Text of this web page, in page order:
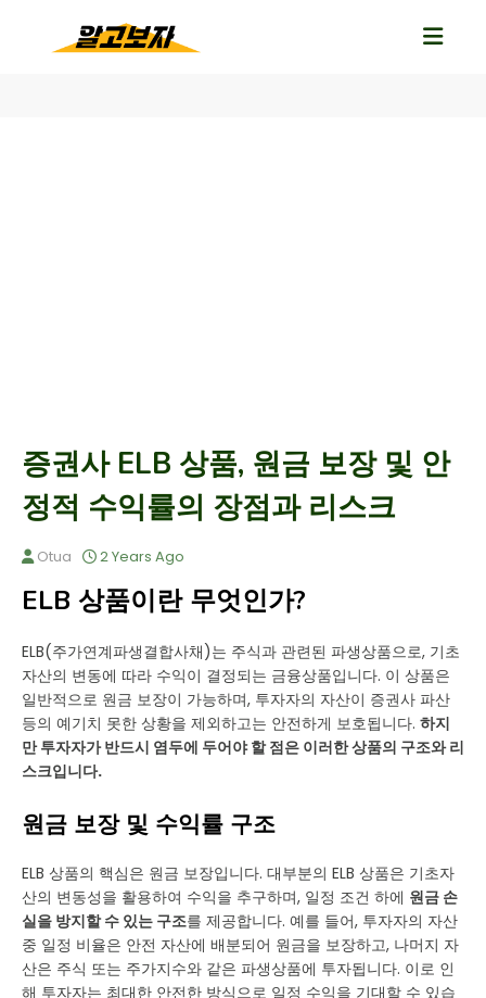
증권사 ELB 상품, 원금 보장 및 안
정적 수익률의 장점과 리스크
Otua 2 Years Ago
ELB 상품이란 무엇인가?
ELB(주가연계파생결합사채)는 주식과 관련된 파생상품으로, 기초
자산의 변동에 따라 수익이 결정되는 금융상품입니다. 이 상품은
일반적으로 원금 보장이 가능하며, 투자자의 자산이 증권사 파산
등의 예기치 못한 상황을 제외하고는 안전하게 보호됩니다. 하지
만 투자자가 반드시 염두에 두어야 할 점은 이러한 상품의 구조와 리
스크입니다.
원금 보장 및 수익률 구조
ELB 상품의 핵심은 원금 보장입니다. 대부분의 ELB 상품은 기초자
산의 변동성을 활용하여 수익을 추구하며, 일정 조건 하에 원금 손
실을 방지할 수 있는 구조를 제공합니다. 예를 들어, 투자자의 자산
중 일정 비율은 안전 자산에 배분되어 원금을 보장하고, 나머지 자
산은 주식 또는 주가지수와 같은 파생상품에 투자됩니다. 이로 인
해 투자자는 최대한 안전한 방식으로 일정 수익을 기대할 수 있습